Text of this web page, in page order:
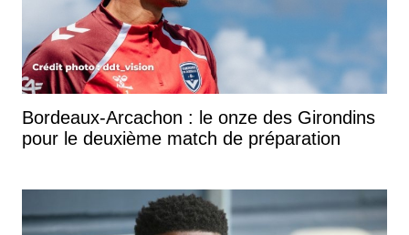
Bordeaux-Arcachon : le onze des Girondins
pour le deuxième match de préparation